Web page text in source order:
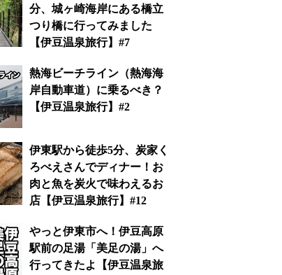
分、城ヶ崎海岸にある橋立
つり橋に行ってみました
【伊豆温泉旅行】#7
熱海ビーチライン（熱海海
岸自動車道）に乗るべき？
【伊豆温泉旅行】#2
伊東駅から徒歩5分、炭家く
ろべえさんでディナー！お
肉と魚を炭火で味わえるお
店【伊豆温泉旅行】#12
やっと伊東市へ！伊豆高原
駅前の足湯「美足の湯」へ
行ってきたよ【伊豆温泉旅